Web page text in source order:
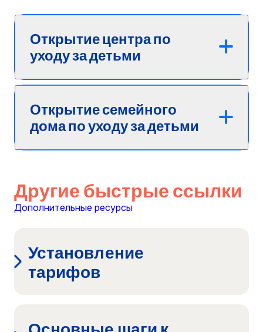
Открытие центра по
уходу за детьми
Открытие семейного
дома по уходу за детьми
Другие быстрые ссылки
Дополнительные ресурсы
Установление
тарифов
Основные шаги к